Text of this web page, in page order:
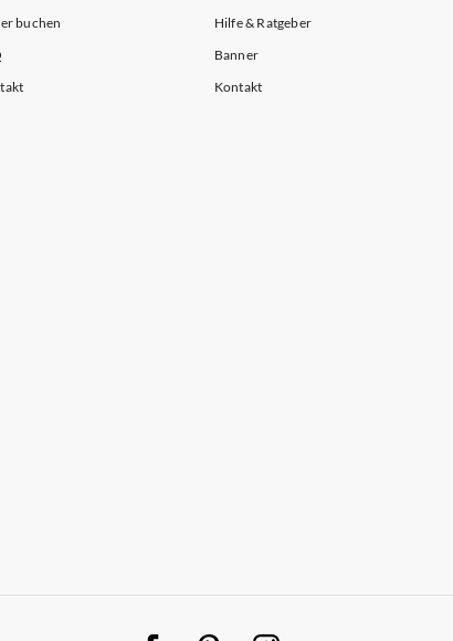
buchen
Hilfe & Ratgeber
Banner
Kontakt